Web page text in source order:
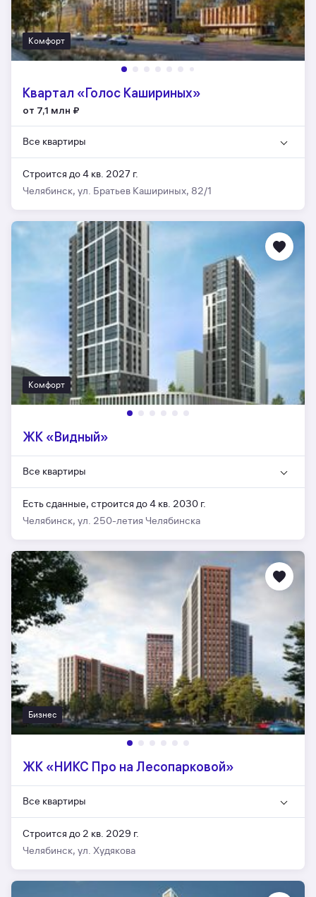
Комфорт
Квартал «Голос Кашириных»
от 7,1 млн ₽
Все квартиры
Строится до 4 кв. 2027 г.
Челябинск, ул. Братьев Кашириных, 82/1
Комфорт
ЖК «Видный»
Все квартиры
Есть сданные, строится до 4 кв. 2030 г.
Челябинск, ул. 250-летия Челябинска
Бизнес
ЖК «НИКС Про на Лесопарковой»
Все квартиры
Строится до 2 кв. 2029 г.
Челябинск, ул. Худякова